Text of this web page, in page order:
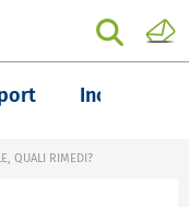
Inchieste
QUALI RIMEDI?